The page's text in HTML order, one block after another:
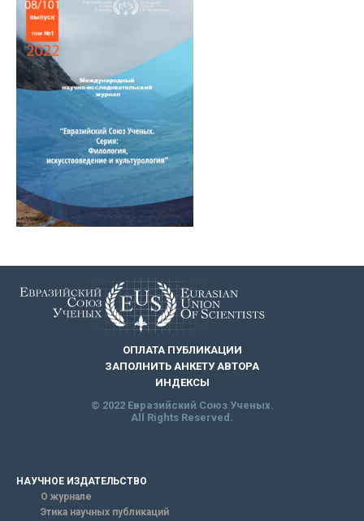
ОПЛАТА ПУБЛИКАЦИИ
ЗАПОЛНИТЬ АНКЕТУ АВТОРА
ИНДЕКСЫ
© 2022 Евразийский Союз Ученых.
All Rights Reserved.
НАУЧНОЕ ИЗДАТЕЛЬСТВО
О журнале
Этика научных публикаций